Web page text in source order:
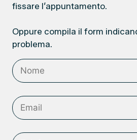
fissare l’appuntamento.
Oppure compila il form
problema.